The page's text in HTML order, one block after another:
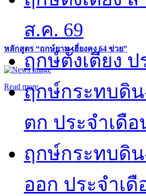
หลักสูตร “ฤกษ์ยาม เฮี่ยงคง 64 ข่วย”
Read more
ส.ค. 69
ฤกษ์ตั้งเตียง ป
ฤกษ์กระทบดิ
ตก ประจำเดือ
ฤกษ์กระทบดิ
ออก ประจำเดื